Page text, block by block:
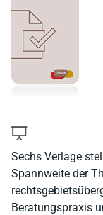
Sechs Verlage
Spannweite der
Beratungspraxis